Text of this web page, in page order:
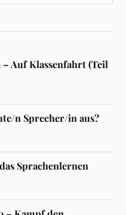
Auf Klassenfahrt (Teil
n Sprecher/in aus?
Sprachenlernen